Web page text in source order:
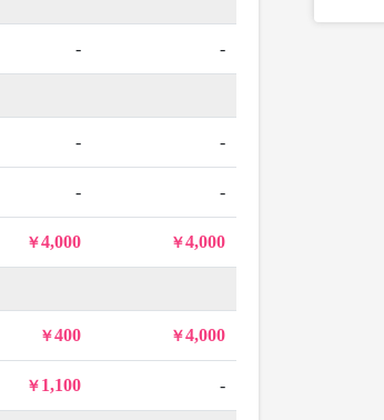
- -
- -
- -
4,000 4,000
400 4,000
1,100 -